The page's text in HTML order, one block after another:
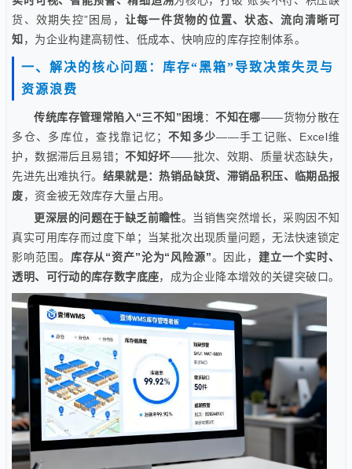
货、效期失控”困局， 让每一件货物的位置、状态、流向清晰可
知 ，为企业构建高韧性、低成本、快响应的库存控制体系。
一、解决的核心问题：库存“黑箱”导致决策失灵与
资源浪费
传统库存管理常陷入“三不知”困境：不知在哪——货物分散在
多仓、多库位，查找靠记忆； 不知多少——手工记账、Excel维
护，数据滞后且易错；不知好坏——批次、效期、质量状态缺失，
先进先出难执行。 结果就是：热销品缺货、滞销品积压、临期品报
废，资金被无效库存大量占用。
更深层的问题在于缺乏前瞻性。当销售突然增长，采购因不知
真实可用库存而过度下单；当某批次出现质量问题，无法快速锁定
影响范围。 库存从“资产”沦为“风险源”。因此， 建立一个实时、
透明、可行动的库存数字底座，成为企业降本增效的关键突破口。